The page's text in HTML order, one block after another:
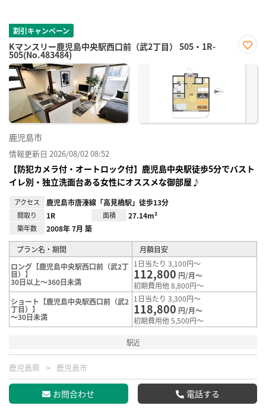
割引キャンペーン
Kマンスリー鹿児島中央駅西口前（武2丁目） 505・1R-
505(No.483484)
に入
鹿児島市
情報更新日 2026/08/02 08:52
【防犯カメラ付・オートロック付】鹿児島中央駅徒歩5分でバスト
イレ別・独立洗面台ある女性にオススメな御部屋♪
アクセス 鹿児島市唐湊線「高見橋駅」徒歩13分
間取り 1R 面積 27.14m²
築年数 2008年 7月 築
プラン名・期間
月額目安
ロング【鹿児島中央駅西口前（武2丁
目）】
30日以上～360日未満
1日当たり 3,100円～
112,800 円/月～
初期費用他 8,800円～
ショート【鹿児島中央駅西口前（武2
丁目）】
～30日未満
1日当たり 3,300円～
118,800 円/月～
初期費用他 5,500円～
駅近
鹿児島県 鹿児島市
お問合わせ 電話する